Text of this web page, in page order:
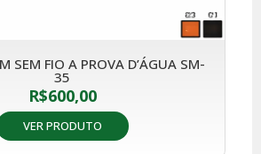
SEM FIO A PROVA D’ÁGUA SM-
35
R$600,00
VER PRODUTO